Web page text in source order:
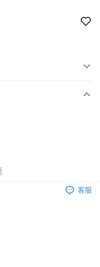
的支付方式。 讓您購物簡單
客服